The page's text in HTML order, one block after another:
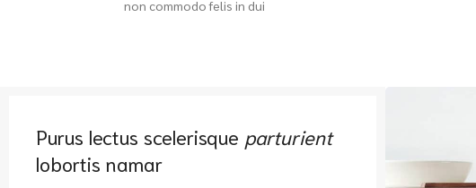
non commodo felis in dui
Purus lectus scelerisque parturient
lobortis namar